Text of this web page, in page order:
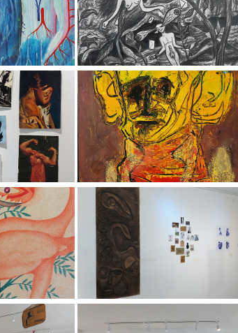
PREUZMI KNJIGU
BESPLATNO
Dizajn kostima je više od
– to je umetnost oblikovanja
prenošenja poruke i
unutrašnjeg sveta lika
PREUZMI